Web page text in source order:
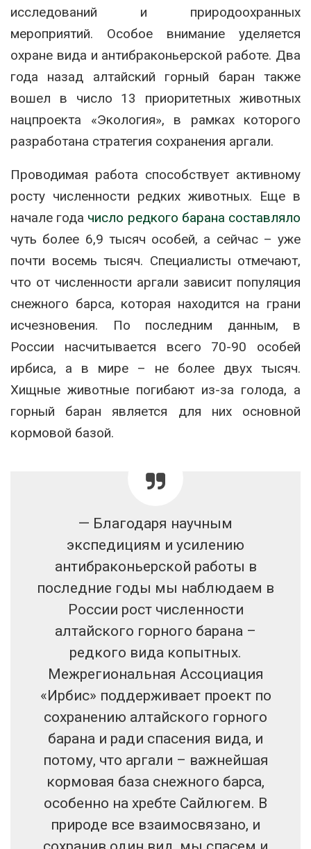
исследований и природоохранных
мероприятий. Особое внимание уделяется
охране вида и антибраконьерской работе. Два
года назад алтайский горный баран также
вошел в число 13 приоритетных животных
нацпроекта «Экология», в рамках которого
разработана стратегия сохранения аргали.
Проводимая работа способствует активному
росту численности редких животных. Еще в
начале года число редкого барана составляло
чуть более 6,9 тысяч особей, а сейчас – уже
почти восемь тысяч. Специалисты отмечают,
что от численности аргали зависит популяция
снежного барса, которая находится на грани
исчезновения. По последним данным, в
России насчитывается всего 70-90 особей
ирбиса, а в мире – не более двух тысяч.
Хищные животные погибают из-за голода, а
горный баран является для них основной
кормовой базой.
— Благодаря научным
экспедициям и усилению
антибраконьерской работы в
последние годы мы наблюдаем в
России рост численности
алтайского горного барана –
редкого вида копытных.
Межрегиональная Ассоциация
«Ирбис» поддерживает проект по
сохранению алтайского горного
барана и ради спасения вида, и
потому, что аргали – важнейшая
кормовая база снежного барса,
особенно на хребте Сайлюгем. В
природе все взаимосвязано, и